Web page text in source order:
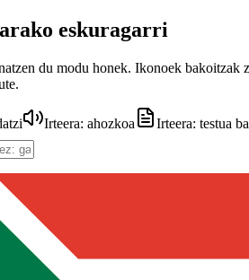
eskuragarri
du modu honek. Ikonoek bakoitzak
Irteera: ahozkoa Irteera: testua